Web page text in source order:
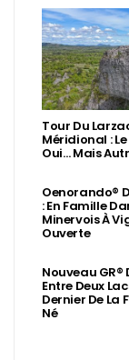
Tour Du
Méridional :
Oui… Mais
Oenorando®
: En Famille
Minervois À
Ouverte
Nouveau GR®
Entre Deux
Dernier De La
Né